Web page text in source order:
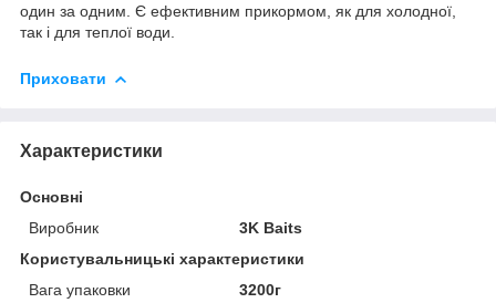
один за одним. Є ефективним прикормом, як для холодної,
так і для теплої води.
Приховати
Характеристики
Основні
Виробник
3K Baits
Користувальницькі характеристики
Вага упаковки
3200г